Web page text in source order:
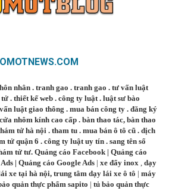
nhân . tranh gao . tranh gao . tư vấn luật
tử . thiết kế web . công ty luật. luật sư bào
luật giao thông . mua bán công ty. đăng ký
cửa nhôm kính cao cấp . bàn thao tác, bàn thao
tử hà nội. tham tu. mua bán ô tô cũ. dịch
tử quận 6 . công ty luật uy tín . sang tên sổ
tử tư. Quảng cáo Facebook| Quảng cáo
| Quảng cáo Google Ads | xe đẩy inox , dạy
xe tại hà nội, trung tâm dạy lái xe ô tô | máy
quản thực phẩm sapito | tủ bảo quản thực